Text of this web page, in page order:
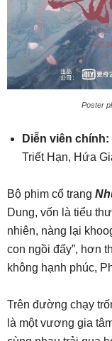
Poster
Diễn viên chính:
Triết Hạn, Hứa
Bộ phim cổ trang
Dung, vốn là tiểu
nhiên, nàng lại
con ngồi đấy”, hơn
không hạnh phúc,
Trên đường chạy
là một vương gia